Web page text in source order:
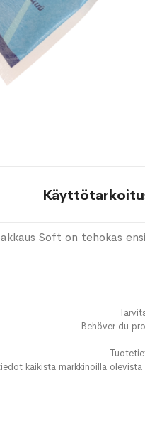
Soft on tehokas
Behöver du
kaikista markkinoilla